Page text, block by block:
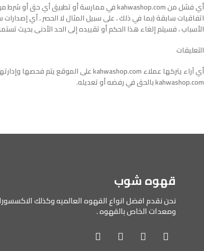
اتفاقيات سابقة (بما في ذلك ، على سبيل المثال لا الحصر ، أي
الأسباب ، فسيتم إلغاء هذا الحكم أو تقييده إلى الحد الأدنى بحيث
التعليقات
kahwashop.com بالحق في رفضه أو تعديله.
قهوه شوب
نحن نقدم افضل انواع القهوه العالميه وكذلك
ومعدات الخاص بالقهوه .